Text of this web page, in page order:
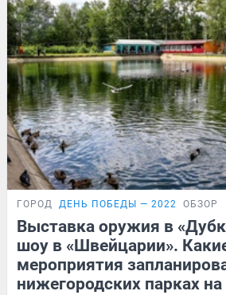
ГОРОД ДЕНЬ ПОБЕДЫ — 2022 ОБЗОР
Выставка оружия в
шоу в «Швейцарии».
мероприятия
нижегородских парках